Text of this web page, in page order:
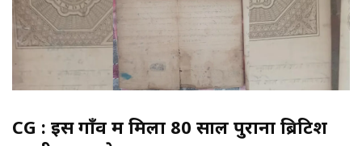
CG : इस गाँव में मिला 80 साल पुराना ब्रिटिश